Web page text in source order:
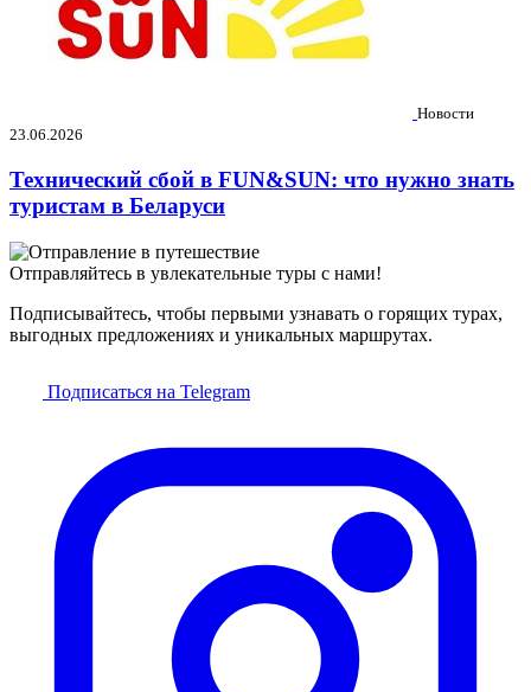
Новости
23.06.2026
Технический сбой в FUN&SUN: что нужно знать
туристам в Беларуси
Отправляйтесь в увлекательные туры с нами!
Подписывайтесь, чтобы первыми узнавать о горящих турах,
выгодных предложениях и уникальных маршрутах.
Подписаться на Telegram